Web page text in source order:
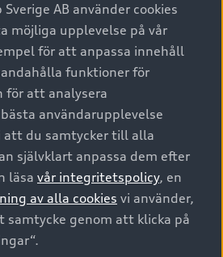
så gott som nya
online
din Audi
All Rights Reserved.
Juridiskt Audi AG
AB använder cookies
möjliga upplevelse på vår
för att anpassa innehåll
funktioner för
för att analysera
användarupplevelse
att du samtycker till alla
självklart anpassa dem efter
läsa vår integritetspolicy, en
av alla cookies vi använder,
genom att klicka på